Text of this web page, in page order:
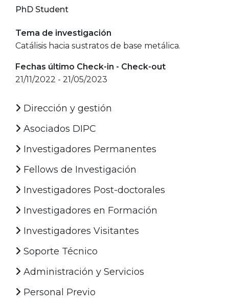
PhD Student
Tema de investigación
Catálisis hacia sustratos de base metálica.
Fechas último Check-in - Check-out
21/11/2022 - 21/05/2023
Dirección y gestión
Asociados DIPC
Investigadores Permanentes
Fellows de Investigación
Investigadores Post-doctorales
Investigadores en Formación
Investigadores Visitantes
Soporte Técnico
Administración y Servicios
Personal Previo